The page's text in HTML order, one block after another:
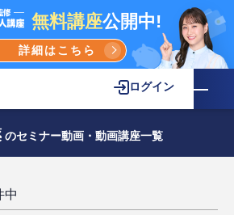
無料講座公開中!
詳細はこちら
ログイン
のセミナー動画・動画講座一覧
中